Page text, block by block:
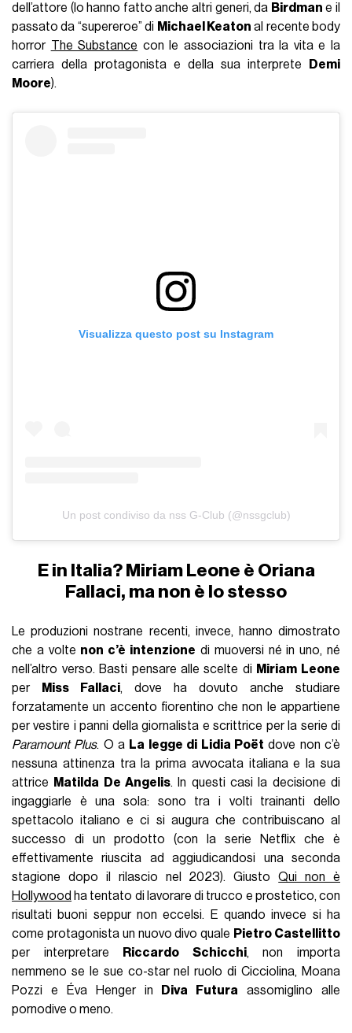
dell’attore (lo hanno fatto anche altri generi, da Birdman e il
passato da “supereroe” di Michael Keaton al recente body
horror The Substance con le associazioni tra la vita e la
carriera della protagonista e della sua interprete
Demi
Moore).
Visualizza questo post su Instagram
Un post condiviso da nss G-Club (@nssgclub)
E in Italia? Miriam Leone è Oriana
Fallaci, ma non è lo stesso
Le produzioni nostrane recenti, invece, hanno dimostrato
che a volte non c’è intenzione di muoversi né in uno, né
nell’altro verso. Basti pensare alle scelte di Miriam Leone
per
Miss Fallaci, dove ha dovuto anche studiare
forzatamente un accento fiorentino che non le appartiene
per vestire i panni della giornalista e scrittrice per la serie di
Paramount Plus. O a La legge di Lidia Poët dove non c’è
nessuna attinenza tra la prima avvocata italiana e la sua
attrice
Matilda De Angelis. In questi casi la decisione di
ingaggiarle è una sola: sono tra i volti trainanti dello
spettacolo italiano e ci si augura che contribuiscano al
successo di un prodotto (con la serie Netflix che è
effettivamente riuscita ad aggiudicandosi una seconda
stagione dopo il rilascio nel 2023). GiustoQui non è
Hollywood ha tentato di lavorare di trucco e prostetico, con
risultati buoni seppur non eccelsi. E quando invece si ha
come protagonista un nuovo divo quale Pietro Castellitto
per interpretare
Riccardo Schicchi, non importa
nemmeno se le sue co-star nel ruolo di Cicciolina, Moana
Pozzi e Éva Henger in
Diva Futura assomiglino alle
pornodive o meno.